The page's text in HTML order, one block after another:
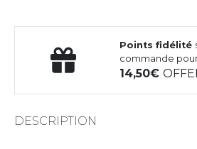
Points fidélité
commande
14,50
DESCRIPTION